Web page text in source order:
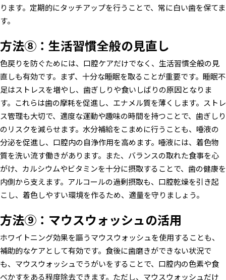
ります。定期的にタッチアップを行うことで、常に白い歯を保てま
す。
方法⑧：生活習慣全般の見直し
色戻りを防ぐためには、口腔ケアだけでなく、生活習慣全般の見
直しも有効です。まず、十分な睡眠を取ることが重要です。睡眠不
足はストレスを増やし、歯ぎしりや食いしばりの原因となりま
す。これらは歯の摩耗を促進し、エナメル質を薄くします。ストレ
ス管理も大切で、適度な運動や趣味の時間を持つことで、歯ぎしり
のリスクを減らせます。水分補給をこまめに行うことも、唾液の
分泌を促進し、口腔内の自浄作用を高めます。唾液には、着色物
質を洗い流す働きがあります。また、バランスの取れた食事を心
がけ、カルシウムやビタミンを十分に摂取することで、歯の健康を
内側から支えます。アルコールの過剰摂取も、口腔乾燥を引き起
こし、着色しやすい環境を作るため、適量を守りましょう。
方法⑨：マウスウォッシュの活用
ホワイトニング効果を謳うマウスウォッシュを使用することも、
補助的なケアとして有効です。食後に歯磨きができない状況で
も、マウスウォッシュでうがいをすることで、口腔内の色素や食
べかすをある程度除去できます。ただし、マウスウォッシュだけ